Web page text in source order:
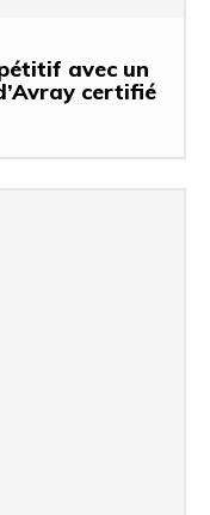
avec un
certifié